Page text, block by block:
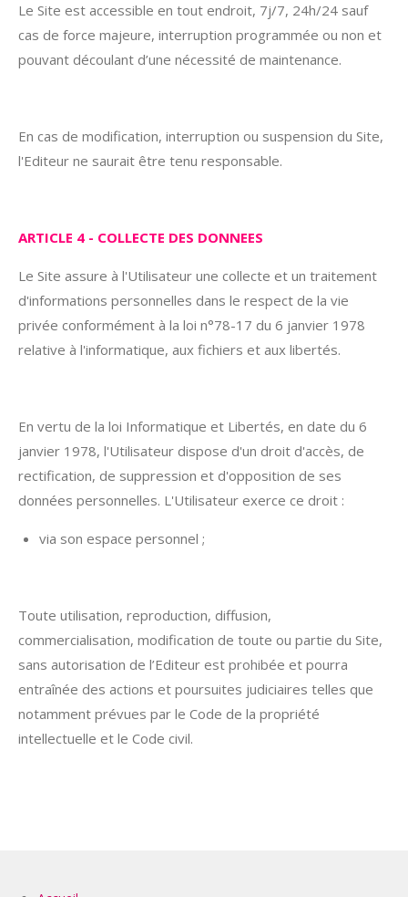
Le Site est accessible en tout endroit, 7j/7, 24h/24 sauf
cas de force majeure, interruption programmée ou non et
pouvant découlant d’une nécessité de maintenance.
En cas de modification, interruption ou suspension du Site,
l'Editeur ne saurait être tenu responsable.
ARTICLE 4 - COLLECTE DES DONNEES
Le Site assure à l'Utilisateur une collecte et un traitement
d'informations personnelles dans le respect de la vie
privée conformément à la loi n°78-17 du 6 janvier 1978
relative à l'informatique, aux fichiers et aux libertés.
En vertu de la loi Informatique et Libertés, en date du 6
janvier 1978, l'Utilisateur dispose d'un droit d'accès, de
rectification, de suppression et d'opposition de ses
données personnelles. L'Utilisateur exerce ce droit :
via son espace personnel ;
Toute utilisation, reproduction, diffusion,
commercialisation, modification de toute ou partie du Site,
sans autorisation de l’Editeur est prohibée et pourra
entraînée des actions et poursuites judiciaires telles que
notamment prévues par le Code de la propriété
intellectuelle et le Code civil.